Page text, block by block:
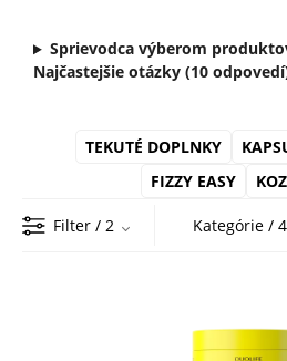
Sprievodca výberom
Najčastejšie otázky (10
TEKUTÉ DOPLNKY
FIZZY EASY
Filter / 2 Kategórie / 4